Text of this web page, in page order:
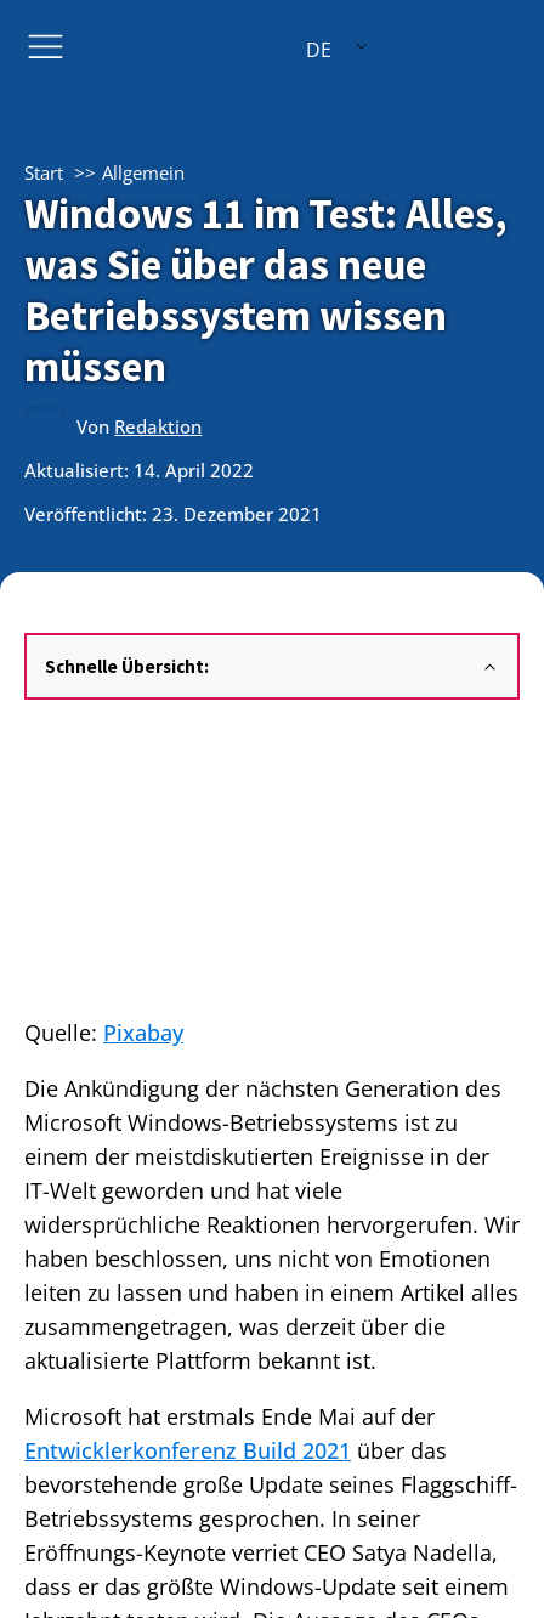
DE
Start Allgemein
Windows 11 im Test: Alles,
was Sie über das neue
Betriebssystem wissen
müssen
Von Redaktion
Aktualisiert: 14. April 2022
Veröffentlicht: 23. Dezember 2021
Schnelle Übersicht:
Quelle: Pixabay
Die Ankündigung der nächsten Generation des
Microsoft Windows-Betriebssystems ist zu
einem der meistdiskutierten Ereignisse in der
IT-Welt geworden und hat viele
widersprüchliche Reaktionen hervorgerufen. Wir
haben beschlossen, uns nicht von Emotionen
leiten zu lassen und haben in einem Artikel alles
zusammengetragen, was derzeit über die
aktualisierte Plattform bekannt ist.
Microsoft hat erstmals Ende Mai auf der
Entwicklerkonferenz Build 2021 über das
bevorstehende große Update seines Flaggschiff-
Betriebssystems gesprochen. In seiner
Eröffnungs-Keynote verriet CEO Satya Nadella,
dass er das größte Windows-Update seit einem